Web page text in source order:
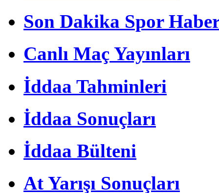
Son Dakika Spor
Canlı Maç Yayınları
İddaa Tahminleri
İddaa Sonuçları
İddaa Bülteni
At Yarışı Sonuçları